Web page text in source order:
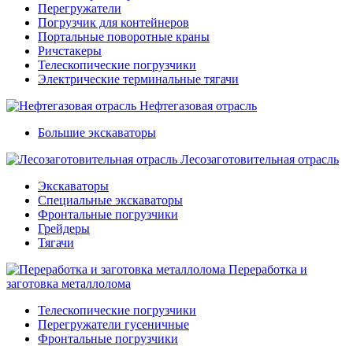
Перегружатели
Погрузчик для контейнеров
Портальные поворотные краны
Ричстакеры
Телескопические погрузчики
Электрические терминальные тягачи
Нефтегазовая отрасль
Большие экскаваторы
Лесозаготовительная отрасль
Экскаваторы
Специальные экскаваторы
Фронтальные погрузчики
Грейдеры
Тягачи
Переработка и
заготовка металлолома
Телескопические погрузчики
Перегружатели гусеничные
Фронтальные погрузчики